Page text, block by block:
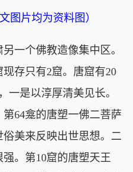
图片均为资料图）
个佛教造像集中区。
存只有2窟。唐窟有20
一是以淳厚清美见长。
64龛的唐塑一佛二菩萨
美来反映出世思想。二
。第10窟的唐塑天王